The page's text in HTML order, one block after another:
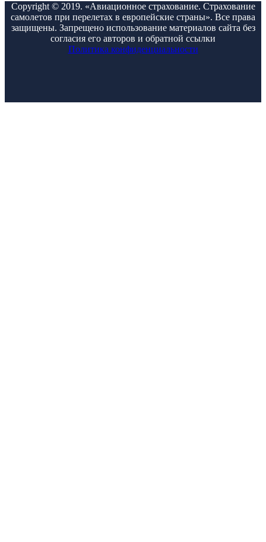
Copyright © 2019. «Авиационное страхование. Страхование
самолетов при перелетах в европейские страны». Все права
защищены. Запрещено использование материалов сайта без
согласия его авторов и обратной ссылки
Политика конфиденциальности